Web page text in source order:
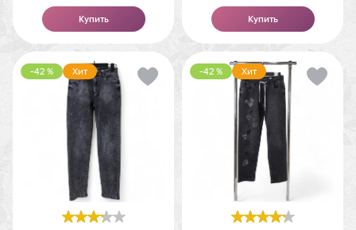
Купить Купить
-42 % Хит -42 % Хит